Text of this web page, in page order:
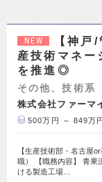
NEW
【神戸
産技術マネー
を推進◎
その他、技術系
株式会社ファーマ
500万円 ～ 849万円
【生産技術部・名古屋
職） 【職務内容】 青果
ける製造工場…